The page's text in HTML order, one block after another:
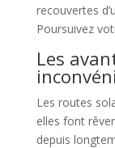
recouvertes
Poursuivez
Les
Les routes
elles font
depuis